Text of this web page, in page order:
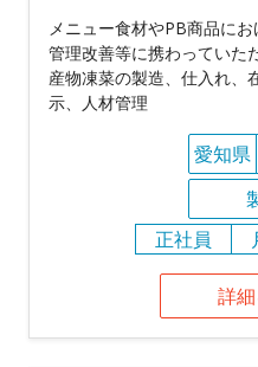
メニュー食材やPB商品に
管理改善等に携わっていた
産物凍菜の製造、仕入れ、
示、人材管理
愛知県
正社員
詳